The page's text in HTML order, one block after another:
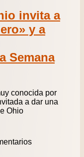
invita a
y a
Semana
conocida por
a dar una
Ohio